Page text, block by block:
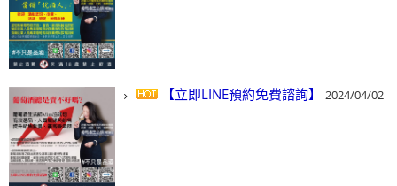
【立即LINE預約免費諮詢】 2024/04/02